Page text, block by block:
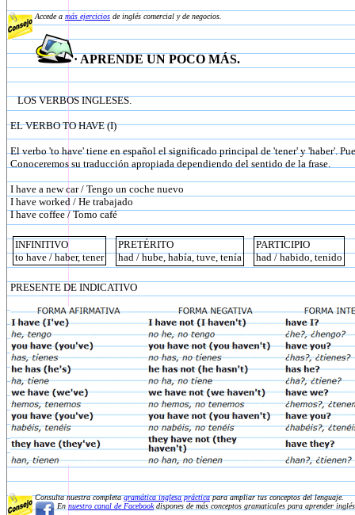
Accede a más ejercicios de inglés comercial y de negocios.
· APRENDE UN POCO MÁS.
LOS VERBOS INGLESES.
EL VERBO TO HAVE (I)
El verbo 'to have' tiene en español el significado principal de 'tener' y 'haber'.
Conoceremos su traducción apropiada dependiendo del sentido de la frase.
I have a new car / Tengo un coche nuevo
I have worked / He trabajado
I have coffee / Tomo café
INFINITIVO
to have / haber, tener
PRETÉRITO
had / hube, había, tuve, tenía
PARTICIPIO
had / habido, tenido
PRESENTE DE INDICATIVO
Consulta nuestra completagramática inglesa prácticapara ampliar tus conceptos del lenguaje.
En nuestro canal de Facebookdispones de más conceptos gramaticales para aprender